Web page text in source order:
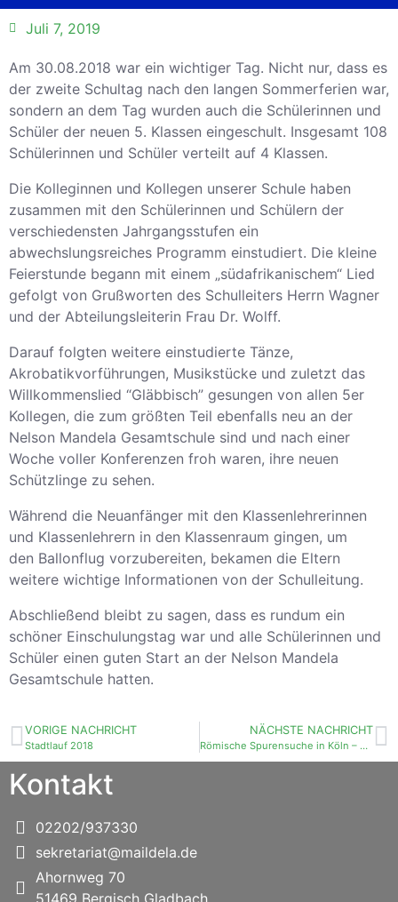
Juli 7, 2019
Am 30.08.2018 war ein wichtiger Tag. Nicht nur, dass es
der zweite Schultag nach den langen Sommerferien war,
sondern an dem Tag wurden auch die Schülerinnen und
Schüler der neuen 5. Klassen eingeschult. Insgesamt 108
Schülerinnen und Schüler verteilt auf 4 Klassen.
Die Kolleginnen und Kollegen unserer Schule haben
zusammen mit den Schülerinnen und Schülern der
verschiedensten Jahrgangsstufen ein
abwechslungsreiches Programm einstudiert. Die kleine
Feierstunde begann mit einem „südafrikanischem“ Lied
gefolgt von Grußworten des Schulleiters Herrn Wagner
und der Abteilungsleiterin Frau Dr. Wolff.
Darauf folgten weitere einstudierte Tänze,
Akrobatikvorführungen, Musikstücke und zuletzt das
Willkommenslied “Gläbbisch” gesungen von allen 5er
Kollegen, die zum größten Teil ebenfalls neu an der
Nelson Mandela Gesamtschule sind und nach einer
Woche voller Konferenzen froh waren, ihre neuen
Schützlinge zu sehen.
Während die Neuanfänger mit den Klassenlehrerinnen
und Klassenlehrern in den Klassenraum gingen, um
den Ballonflug vorzubereiten, bekamen die Eltern
weitere wichtige Informationen von der Schulleitung.
Abschließend bleibt zu sagen, dass es rundum ein
schöner Einschulungstag war und alle Schülerinnen und
Schüler einen guten Start an der Nelson Mandela
Gesamtschule hatten.
VORIGE NACHRICHT
Stadtlauf 2018
NÄCHSTE NACHRICHT
Römische Spurensuche in Köln – Klassenausflug 6A
Kontakt
02202/937330
sekretariat@maildela.de
Ahornweg 70
51469 Bergisch Gladbach